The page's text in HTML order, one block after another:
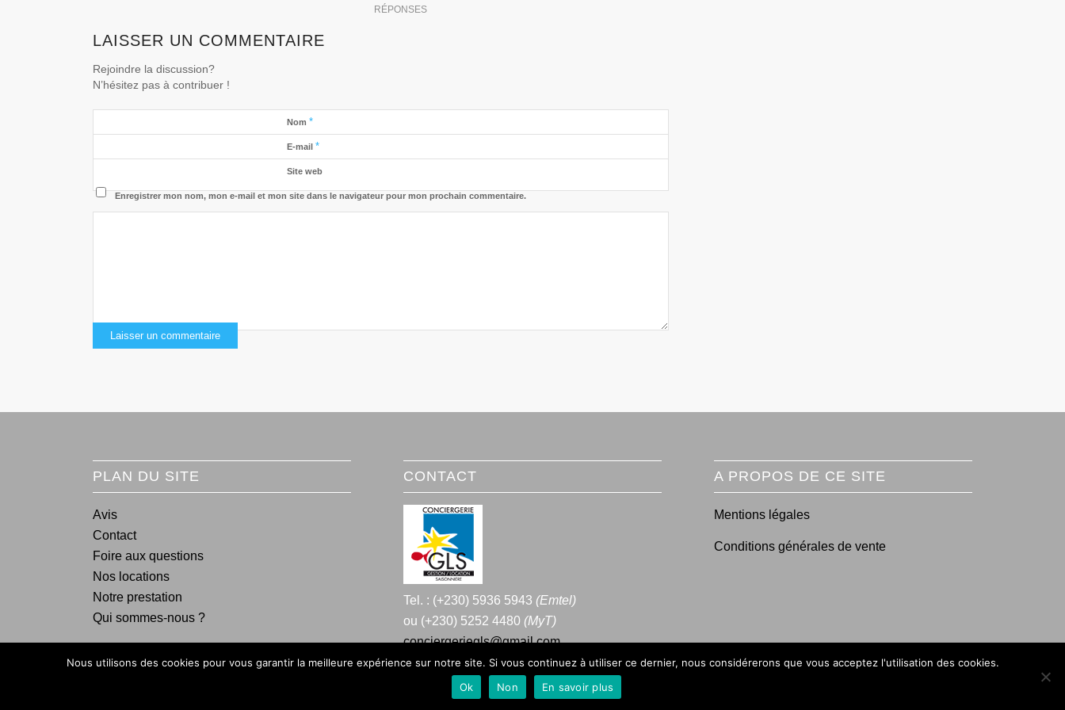
RÉPONSES
LAISSER UN COMMENTAIRE
Rejoindre la discussion?
N’hésitez pas à contribuer !
Nom*
E-mail*
Site web
Enregistrer mon nom, mon e-mail et mon site dans le navigateur pour mon prochain commentaire.
PLAN DU SITE
Avis
Contact
Foire aux questions
Nos locations
Notre prestation
Qui sommes-nous ?
CONTACT
Tel. : (+230) 5936 5943 (Emtel)
ou (+230) 5252 4480 (MyT)
conciergeriegls@gmail.com
A PROPOS DE CE SITE
Mentions légales
Conditions générales de vente
Nous utilisons des cookies pour vous garantir la meilleure expérience sur notre site. Si vous continuez à utiliser ce dernier, nous considérerons que vous acceptez l'utilisation des cookies.
Ok
Non En savoir plus